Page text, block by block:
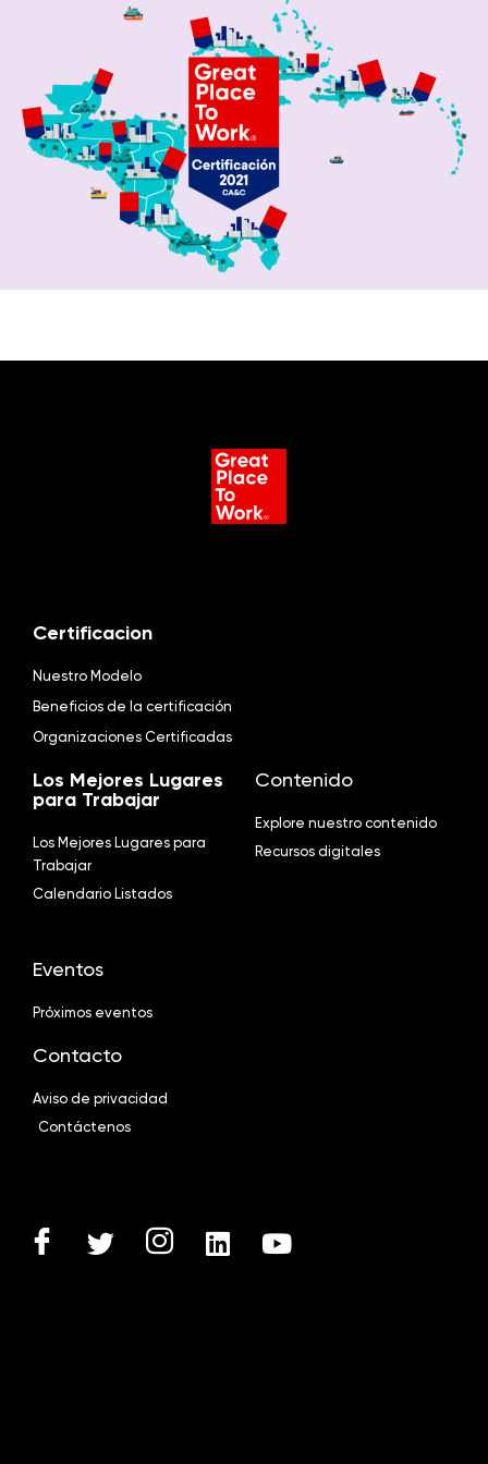
Certificacion
Nuestro Modelo
Beneficios de la certificación
Organizaciones Certificadas
Los Mejores Lugares
para Trabajar
Los Mejores Lugares para
Trabajar
Calendario Listados
Contenido
Explore nuestro contenido
Recursos digitales
Eventos
Próximos eventos
Contacto
Aviso de privacidad
Contáctenos